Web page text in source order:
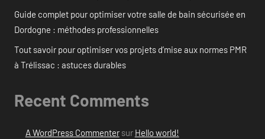
Guide complet pour optimiser votre salle de bain sécurisée en
Dordogne : méthodes professionnelles
Tout savoir pour optimiser vos projets d’mise aux normes PMR
à Trélissac : astuces durables
Recent Comments
A WordPress Commentersur Hello world!